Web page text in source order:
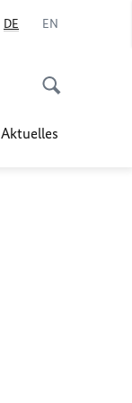
DE EN
Aktuelles